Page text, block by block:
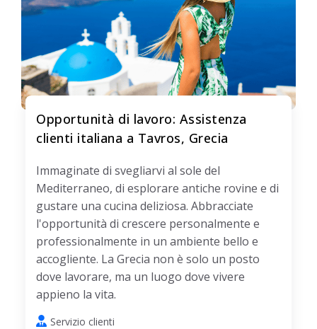
Opportunità di lavoro: Assistenza
clienti italiana a Tavros, Grecia
Immaginate di svegliarvi al sole del
Mediterraneo, di esplorare antiche rovine e di
gustare una cucina deliziosa. Abbracciate
l'opportunità di crescere personalmente e
professionalmente in un ambiente bello e
accogliente. La Grecia non è solo un posto
dove lavorare, ma un luogo dove vivere
appieno la vita.
Servizio clienti